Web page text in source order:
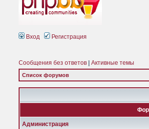
Вход Регистрация
Сообщения без ответов Активные темы
Список форумов
Администрация